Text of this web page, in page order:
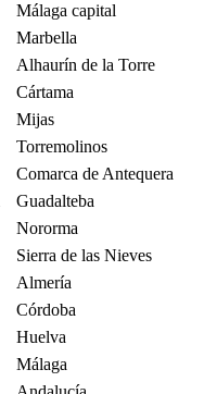
Málaga capital
Marbella
Alhaurín de la Torre
Cártama
Mijas
Torremolinos
Comarca de Antequera
Guadalteba
Nororma
Sierra de las Nieves
Almería
Córdoba
Huelva
Málaga